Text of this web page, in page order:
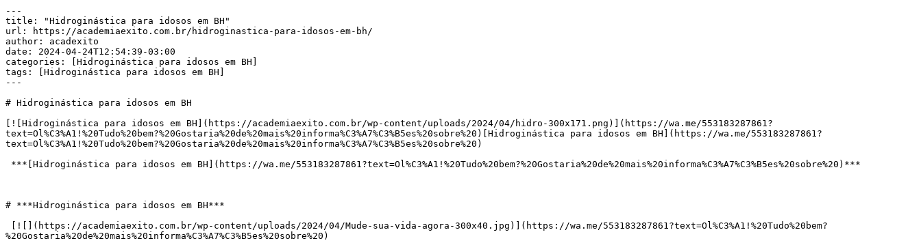
---
title: "Hidroginástica para idosos em BH"
url: https://academiaexito.com.br/hidroginastica-para-idosos-em-bh/
author: acadexito
date: 2024-04-24T12:54:39-03:00
categories: [Hidroginástica para idosos em BH]
tags: [Hidroginástica para idosos em BH]
---
# Hidroginástica para idosos em BH
[![Hidroginástica para idosos em BH](https://academiaexito.com.br/wp-content/uploads/2024/04/hidro-300x171.png)](https://wa.me/553183287861?
text=Ol%C3%A1!%20Tudo%20bem?%20Gostaria%20de%20mais%20informa%C3%A7%C3%B5es%20sobre%20)[Hidroginástica para idosos em BH](https://wa.me/553183287861?
text=Ol%C3%A1!%20Tudo%20bem?%20Gostaria%20de%20mais%20informa%C3%A7%C3%B5es%20sobre%20)
# ***Hidroginástica para idosos em BH***
%20Gostaria%20de%20mais%20informa%C3%A7%C3%B5es%20sobre%20)